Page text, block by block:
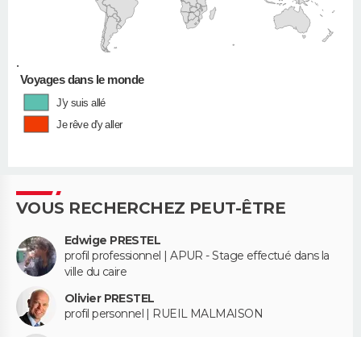
•
Voyages dans le monde
J'y suis allé
Je rêve d'y aller
VOUS RECHERCHEZ PEUT-ÊTRE
Edwige PRESTEL
profil professionnel | APUR - Stage effectué dans la
ville du caire
Olivier PRESTEL
profil personnel | RUEIL MALMAISON